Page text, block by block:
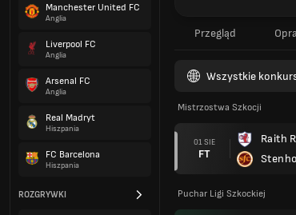
Manchester United FC
Anglia
Liverpool FC
Anglia
Arsenal FC
Anglia
Real Madryt
Hiszpania
FC Barcelona
Hiszpania
ROZGRYWKI
Przegląd
Wszystkie
Mistrzostwa Szkocji
01 SIE
FT
Raith
Puchar Ligi Szkockiej